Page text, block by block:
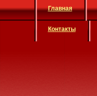
Главная
Контакты